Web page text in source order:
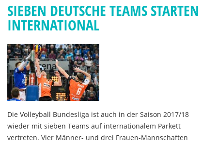
SIEBEN DEUTSCHE TEAMS STARTEN
INTERNATIONAL
Die Volleyball Bundesliga ist auch in der Saison 2017/18
wieder mit sieben Teams auf internationalem Parkett
vertreten. Vier Männer- und drei Frauen-Mannschaften